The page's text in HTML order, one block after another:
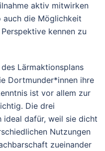
aktiv mitwirken
auch die Möglichkeit
kennen zu
Lärmaktionsplans
Dortmunder*innen ihre
ist vor allem zur
Die drei
ideal dafür, weil sie dicht
Nutzungen
zueinander